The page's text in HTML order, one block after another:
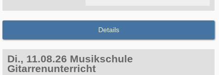
Details
Di., 11.08.26 Musikschule
Gitarrenunterricht